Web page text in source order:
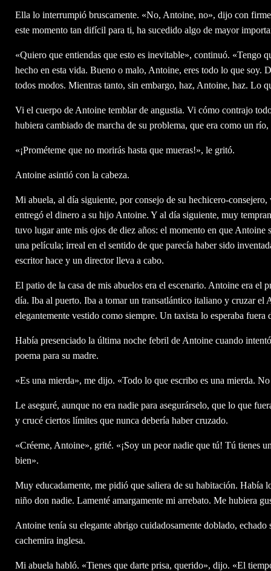
Ella lo interrumpió bruscamente. «No, Antoine, no», dijo con
este momento tan difícil para ti, ha sucedido algo de mayor
«Quiero que entiendas que esto es inevitable», continuó. «Tengo
hecho en esta vida. Bueno o malo, Antoine, eres todo lo que soy.
todos modos. Mientras tanto, sin embargo, haz, Antoine, haz. Lo
Vi el cuerpo de Antoine temblar de angustia. Vi cómo contrajo
hubiera cambiado de marcha de su problema, que era como un río,
«¡Prométeme que no morirás hasta que mueras!», le gritó.
Antoine asintió con la cabeza.
Mi abuela, al día siguiente, por consejo de su hechicero-
entregó el dinero a su hijo Antoine. Y al día siguiente, muy
tuvo lugar ante mis ojos de diez años: el momento en que Antoine
una película; irreal en el sentido de que parecía haber sido
escritor hace y un director lleva a cabo.
El patio de la casa de mis abuelos era el escenario. Antoine era
día. Iba al puerto. Iba a tomar un transatlántico italiano y cruzar el
elegantemente vestido como siempre. Un taxista lo esperaba
Había presenciado la última noche febril de Antoine cuando
poema para su madre.
«Es una mierda», me dijo. «Todo lo que escribo es una mierda.
Le aseguré, aunque no era nadie para asegurárselo, que lo que
y crucé ciertos límites que nunca debería haber cruzado.
«Créeme, Antoine», grité. «¡Soy un peor nadie que tú! Tú tienes
bien».
Muy educadamente, me pidió que saliera de su habitación. Había
niño don nadie. Lamenté amargamente mi arrebato. Me hubiera
Antoine tenía su elegante abrigo cuidadosamente doblado,
cachemira inglesa.
Mi abuela habló. «Tienes que darte prisa, querido», dijo. «El